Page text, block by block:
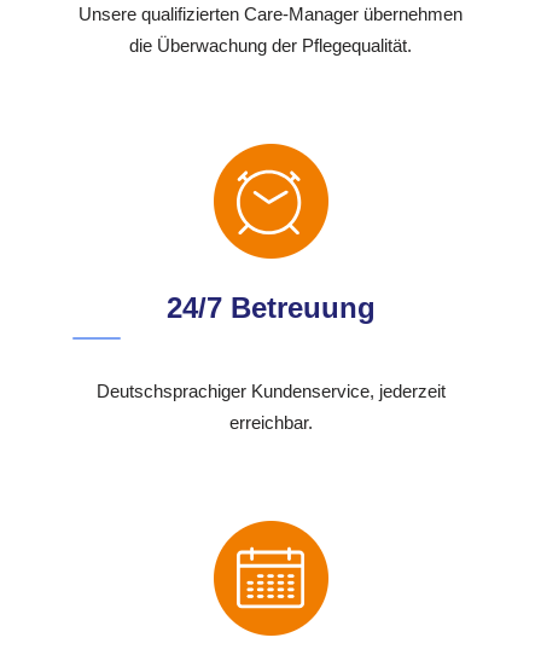
Unsere qualifizierten Care-Manager übernehmen
die Überwachung der Pflegequalität.
24/7 Betreuung
Deutschsprachiger Kundenservice, jederzeit
erreichbar.